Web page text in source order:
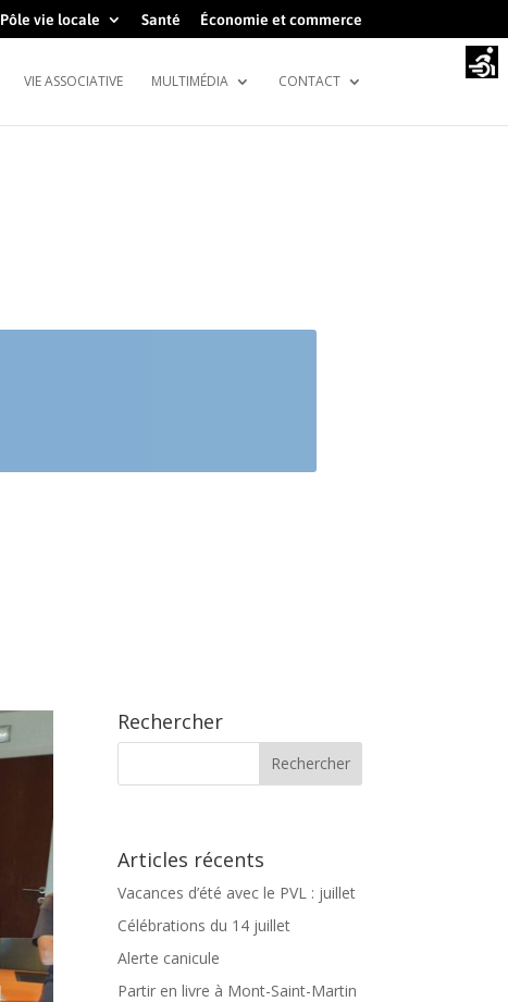
Pôle vie locale Santé Économie et commerce
VIE ASSOCIATIVE MULTIMÉDIA CONTACT
Rechercher
Articles récents
Vacances d’été avec le PVL : juillet
Célébrations du 14 juillet
Alerte canicule
Partir en livre à Mont-Saint-Martin